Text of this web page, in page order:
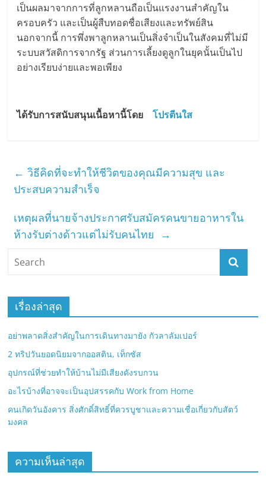
เป็นผลมาจากการที่ลูกหลานถือเป็นแรงงานสำคัญใน
ครอบครัว และเป็นผู้สืบทอดชื่อเสียงและทรัพย์สิน
นอกจากนี้ การพึ่งพาลูกหลานเป็นสิ่งจำเป็นในสังคมที่ไม่มี
ระบบสวัสดิการจากรัฐ ส่วนการเลี้ยงดูลูกในยุคนั้นเป็นไป
อย่างเรียบง่ายและพอเพียง
ได้รับการสนับสนุนเนื้อหานี้โดยโปรตีนใส
← วิธีคิดที่จะทำให้ชีวิตของคุณมีความสุข และ
ประสบความสำเร็จ
เหตุผลที่นายจ้างประกาศรับสมัครคนขายอาหารใน
ห้างรับต่างด้าวแต่ไม่รับคนไทย
→
เรื่องล่าสุด
อย่าพลาดสิ่งสำคัญในการเดินทางมายัง กัวลาลัมเปอร์
2 ทริปวันยอดนิยมจากออสติน, เท็กซัส
อุปกรณ์ที่ช่วยทำให้บ้านไม่มีเสียงดังรบกวน
อะไรบ้างที่อาจจะเป็นอุปสรรคกับ Work from Home
คนเกิดวันอังคาร สิ่งศักดิ์สิทธิ์ที่ควรบูชาและความเชื่อเกี่ยวกับสัตว์
มงคล
ความเห็นล่าสุด